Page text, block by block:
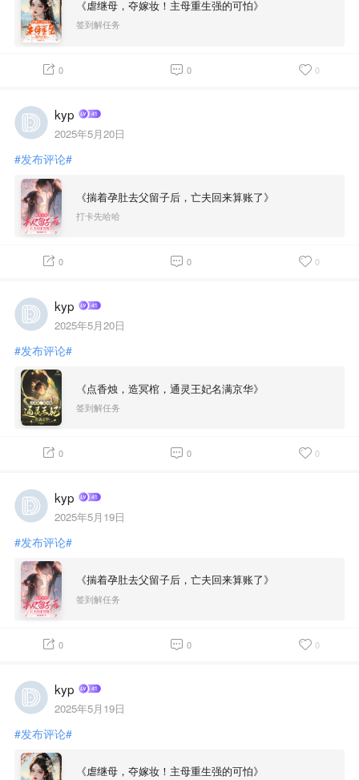
《虐继母，夺嫁妆！主母重生强的可怕》
签到解任务
0 0 0
kyp
2025年5月20日
#发布评论#
《揣着孕肚去父留子后，亡夫回来算账了》
打卡先哈哈
0 0 0
kyp
2025年5月20日
#发布评论#
《点香烛，造冥棺，通灵王妃名满京华》
签到解任务
0 0 0
kyp
2025年5月19日
#发布评论#
《揣着孕肚去父留子后，亡夫回来算账了》
签到解任务
0 0 0
kyp
2025年5月19日
#发布评论#
《虐继母，夺嫁妆！主母重生强的可怕》